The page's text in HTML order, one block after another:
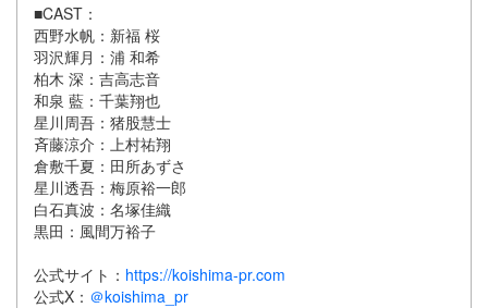
■CAST：
西野水帆：新福 桜
羽沢輝月：浦 和希
柏木 深：吉高志音
和泉 藍：千葉翔也
星川周吾：猪股慧士
斉藤涼介：上村祐翔
倉敷千夏：田所あずさ
星川透吾：梅原裕一郎
白石真波：名塚佳織
黒田：風間万裕子
公式サイト： https://koishima-pr.com
公式X： ＠koishima_pr